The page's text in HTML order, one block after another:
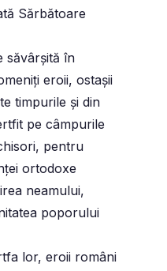
Sărbătoare
săvârșită în
eroii, ostaşii
timpurile şi din
pe câmpurile
pentru
ortodoxe
neamului,
poporului
lor, eroii români